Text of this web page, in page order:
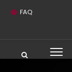
FAQ